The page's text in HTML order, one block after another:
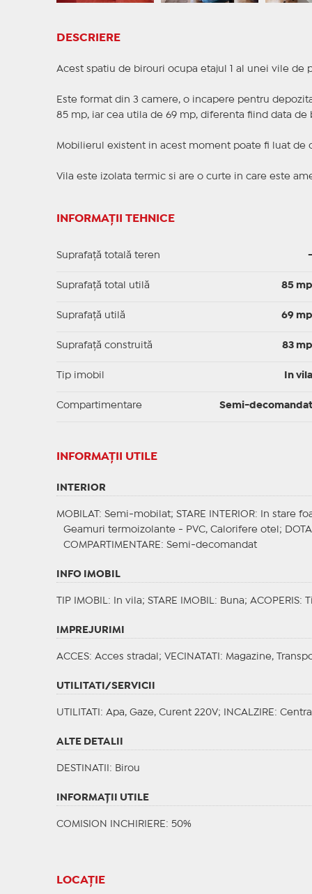
DESCRIERE
Acest spatiu de birouri ocupa etajul 1 al unei vile de
Este format din 3 camere, o incapere pentru
85 mp, iar cea utila de 69 mp, diferenta fiind data de
Mobilierul existent in acest moment poate fi luat de
Vila este izolata termic si are o curte in care este
INFORMAȚII TEHNICE
Suprafață totală teren -
Suprafaţă total utilă 85 mp
Suprafaţă utilă 69 mp
Suprafaţă construită 83 mp
Tip imobil In vila
Compartimentare Semi-decomandat
INFORMAŢII UTILE
INTERIOR
MOBILAT : Semi-mobilat; STARE INTERIOR: In stare
Geamuri termoizolante - PVC, Calorifere otel;
COMPARTIMENTARE : Semi-decomandat
INFO IMOBIL
TIP IMOBIL : In vila; STARE IMOBIL : Buna; ACOPERIS:
IMPREJURIMI
ACCES: Acces stradal; VECINATATI : Magazine,
UTILITATI/SERVICII
UTILITATI : Apa, Gaze, Curent 220V; INCALZIRE :
ALTE DETALII
DESTINATII : Birou
INFORMAŢII UTILE
COMISION INCHIRIERE: 50%
LOCAȚIE